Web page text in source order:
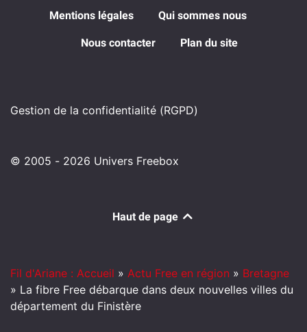
Mentions légales Qui sommes nous
Nous contacter Plan du site
Gestion de la confidentialité (RGPD)
© 2005 - 2026 Univers Freebox
Haut de page
Fil d'Ariane : Accueil » Actu Free en région » Bretagne
» La fibre Free débarque dans deux nouvelles villes du
département du Finistère